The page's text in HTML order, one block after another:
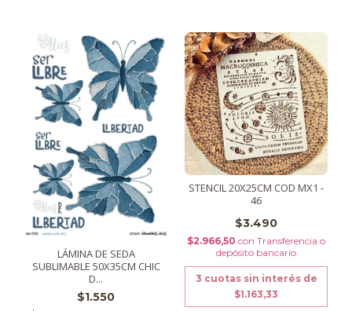
LÁMINA DE SEDA
SUBLIMABLE 50X35CM CHIC
D...
$1.550
STENCIL 20X25CM COD MX1 -
46
$3.490
$2.966,50 con Transferencia o
depósito bancario
3 cuotas sin interés de
$1.163,33